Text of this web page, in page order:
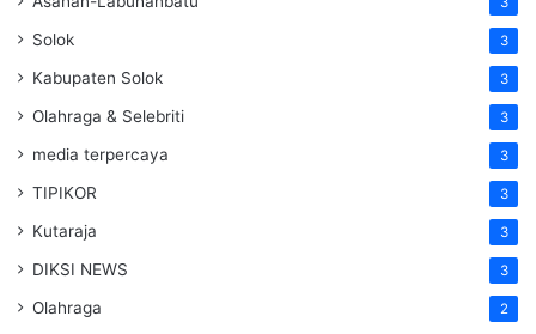
Solok 3
Kabupaten Solok 3
Olahraga & Selebriti 3
media terpercaya 3
TIPIKOR 3
Kutaraja 3
DIKSI NEWS 3
Olahraga 2